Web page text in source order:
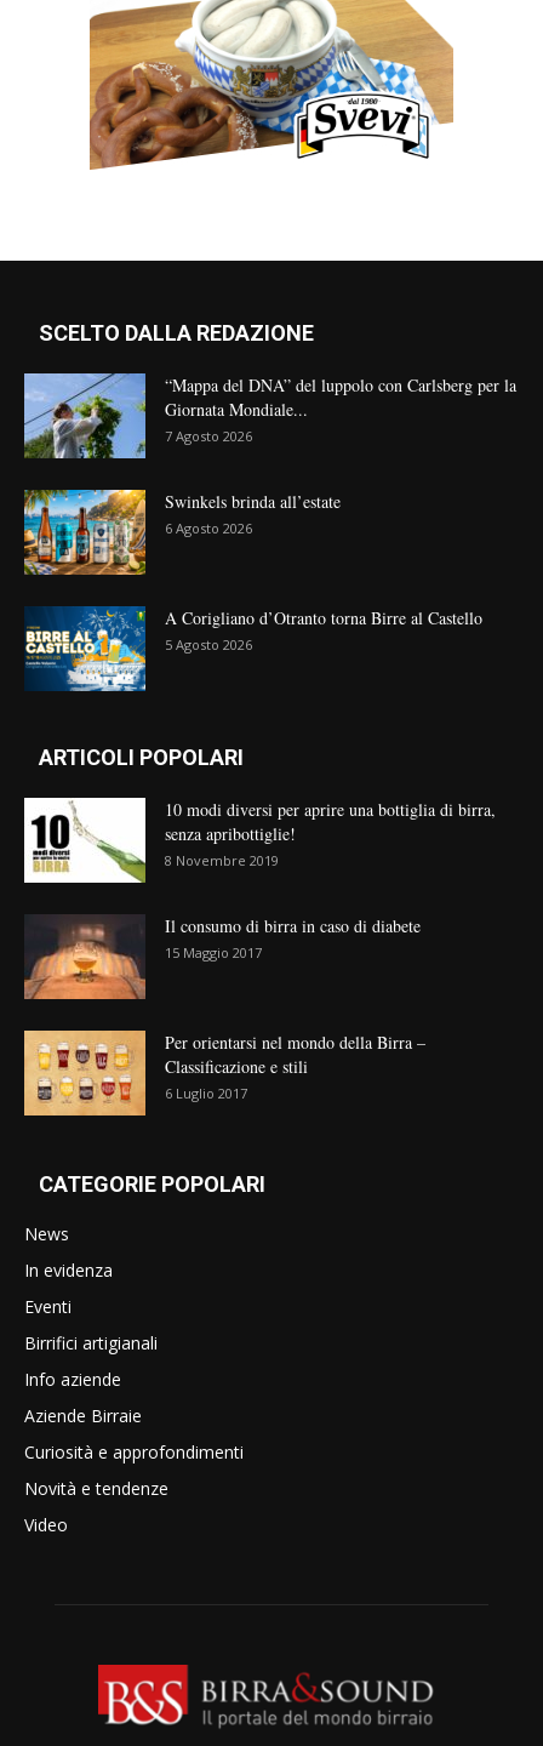
SCELTO DALLA REDAZIONE
“Mappa del DNA” del luppolo con Carlsberg per la
Giornata Mondiale...
7 Agosto 2026
Swinkels brinda all’estate
6 Agosto 2026
A Corigliano d’Otranto torna Birre al Castello
5 Agosto 2026
ARTICOLI POPOLARI
10 modi diversi per aprire una bottiglia di birra,
senza apribottiglie!
8 Novembre 2019
Il consumo di birra in caso di diabete
15 Maggio 2017
Per orientarsi nel mondo della Birra –
Classificazione e stili
6 Luglio 2017
CATEGORIE POPOLARI
News
In evidenza
Eventi
Birrifici artigianali
Info aziende
Aziende Birraie
Curiosità e approfondimenti
Novità e tendenze
Video